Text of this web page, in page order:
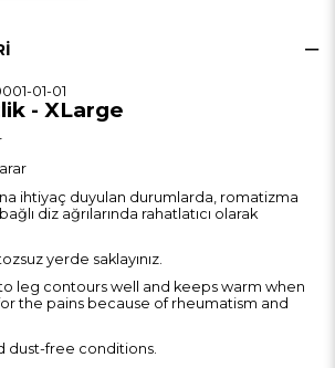
01-01
- XLarge
ihtiyaç duyulan durumlarda, romatizma
diz ağrılarında rahatlatıcı olarak
yerde saklayınız.
leg contours well and keeps warm when
the pains because of rheumatism and
dust-free conditions.